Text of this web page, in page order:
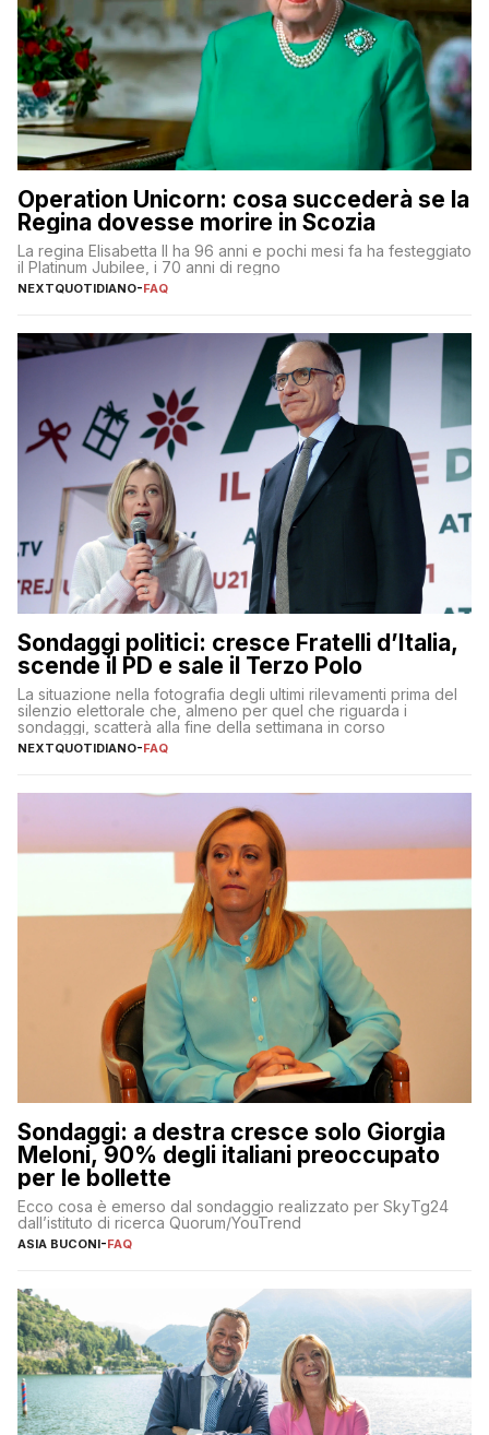
Operation Unicorn: cosa succederà se la
Regina dovesse morire in Scozia
La regina Elisabetta II ha 96 anni e pochi mesi fa ha festeggiato
il Platinum Jubilee, i 70 anni di regno
NEXTQUOTIDIANO-FAQ
Sondaggi politici: cresce Fratelli d’Italia,
scende il PD e sale il Terzo Polo
La situazione nella fotografia degli ultimi rilevamenti prima del
silenzio elettorale che, almeno per quel che riguarda i
sondaggi, scatterà alla fine della settimana in corso
NEXTQUOTIDIANO-FAQ
Sondaggi: a destra cresce solo Giorgia
Meloni, 90% degli italiani preoccupato
per le bollette
Ecco cosa è emerso dal sondaggio realizzato per SkyTg24
dall’istituto di ricerca Quorum/YouTrend
ASIA BUCONI-FAQ